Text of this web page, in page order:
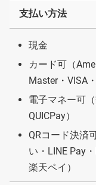
支払い方法
現金
カード可（
Master・VISA
電子マネー可
QUICPay）
QRコード決済
い・LINE Pay
楽天ペイ）